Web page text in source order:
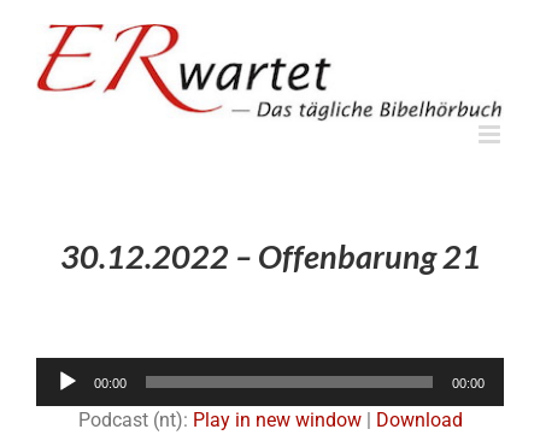
springen
30.12.2022 – Offenbarung 21
00:00 00:00
Podcast (nt): Play in new window| Download